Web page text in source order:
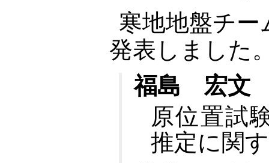
寒地地盤チ
発表しました
福島 宏文
原位置試
推定に関